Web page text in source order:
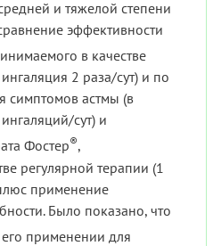
и тяжелой степени
эффективности
в качестве
2 раза/сут) и по
симптомов астмы (в
сут) и
Фостер®,
регулярной терапии (1
применение
Было показано, что
применении для